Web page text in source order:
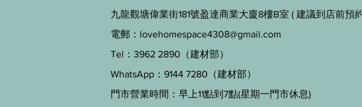
九龍觀塘偉業街181號盈達商業大廈8樓B室 ( 建議到店前預
電郵： lovehomespace4308@gmail.com
Tel：3962 2890（建材部）
WhatsApp：9144 7280（建材部）
門市營業時間：早上11點到7點(星期一門市休息)